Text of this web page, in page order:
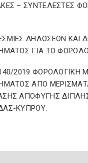
– ΣΥΝΤΕΛΕΣΤΕΣ
ΔΗΛΩΣΕΩΝ ΚΑΙ
ΓΙΑ ΤΟ
2019 ΦΟΡΟΛΟΓΙΚΗ
ΑΠΟ
ΑΠΟΦΥΓΗΣ
ΚΥΠΡΟΥ.